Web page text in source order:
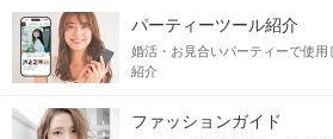
お相手のことを考えて寄り
パーティーツール紹介
婚活・お見合いパーティーで使
紹介
ファッションガイド